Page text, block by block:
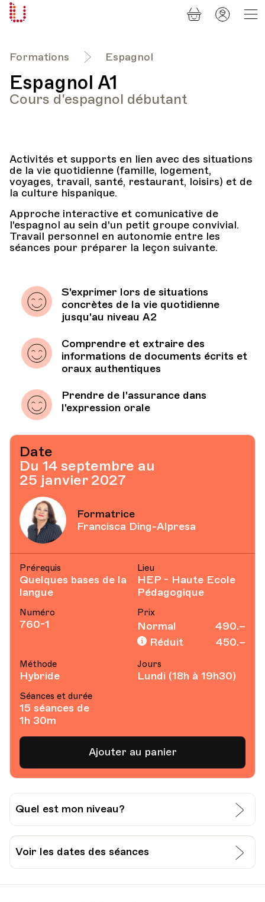
Formations Espagnol
Espagnol A1
Cours d'espagnol débutant
Activités et supports en lien avec des situations
de la vie quotidienne (famille, logement,
voyages, travail, santé, restaurant, loisirs) et de
la culture hispanique.
Approche interactive et comunicative de
l'espagnol au sein d'un petit groupe convivial.
Travail personnel en autonomie entre les
séances pour préparer la leçon suivante.
S'exprimer lors de situations
concrètes de la vie quotidienne
jusqu'au niveau A2
Comprendre et extraire des
informations de documents écrits et
oraux authentiques
Prendre de l'assurance dans
l'expression orale
Date
Du 14 septembre au
25 janvier 2027
Formatrice
Francisca Ding-Alpresa
Prérequis
Quelques bases de la
langue
Lieu
HEP - Haute Ecole
Pédagogique
Numéro
760-1
Prix
Normal
490.–
Réduit
450.–
Méthode
Hybride
Jours
Lundi (18h à 19h30)
Séances et durée
15 séances de
1h 30m
Ajouter au panier
Quel est mon niveau?
J’évalue moi-même mon niveau:
Grille pour l’auto-évaluation du CECR
Voir les dates des séances
Panier
Mon